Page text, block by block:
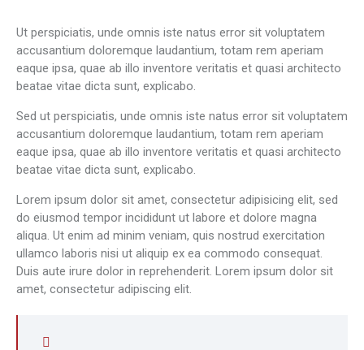
Ut perspiciatis, unde omnis iste natus error sit voluptatem
accusantium doloremque laudantium, totam rem aperiam
eaque ipsa, quae ab illo inventore veritatis et quasi architecto
beatae vitae dicta sunt, explicabo.
Sed ut perspiciatis, unde omnis iste natus error sit voluptatem
accusantium doloremque laudantium, totam rem aperiam
eaque ipsa, quae ab illo inventore veritatis et quasi architecto
beatae vitae dicta sunt, explicabo.
Lorem ipsum dolor sit amet, consectetur adipisicing elit, sed
do eiusmod tempor incididunt ut labore et dolore magna
aliqua. Ut enim ad minim veniam, quis nostrud exercitation
ullamco laboris nisi ut aliquip ex ea commodo consequat.
Duis aute irure dolor in reprehenderit. Lorem ipsum dolor sit
amet, consectetur adipiscing elit.